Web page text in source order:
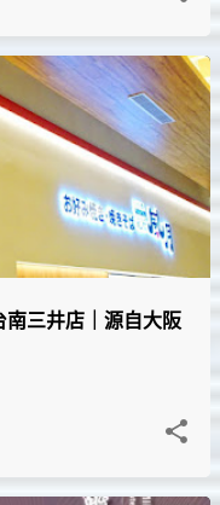
南三井店｜源自大阪